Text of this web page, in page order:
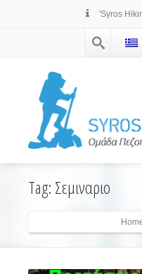
'Syros
Tag: Σεμιναριο